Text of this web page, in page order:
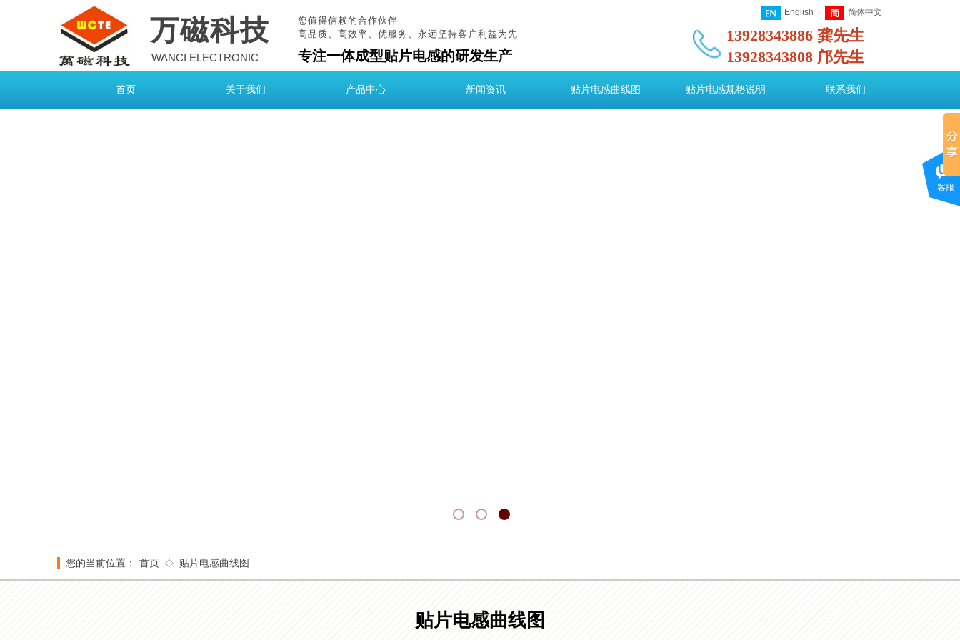
您值得信赖的合作伙伴
高品质、高效率、优服务、永远坚持客户利益为先
13928343886 龚先生
13928343808 邝先生
专注一体成型贴片电感的研发生产
English 简体中文
万磁科技
WANCI ELECTRONIC
首页 关于我们 产品中心 新闻资讯 贴片电感曲线图 贴片电感规格说明 联系我们
首页 ◇ 贴片电感曲线图
您的当前位置：
贴片电感曲线图
客服